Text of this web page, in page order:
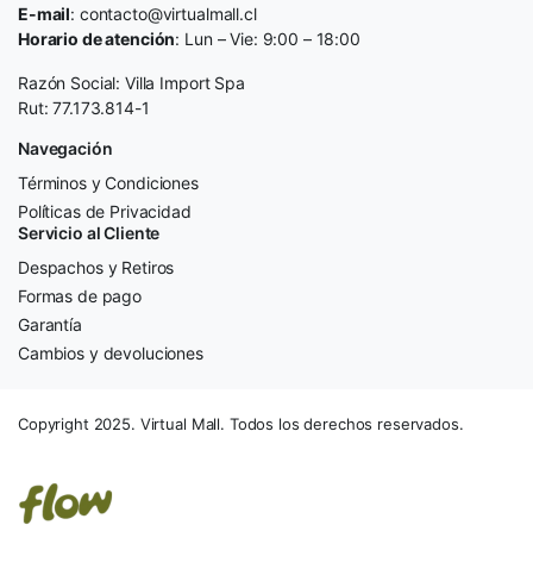
E-mail: contacto@virtualmall.cl
Horario de atención: Lun – Vie: 9:00 – 18:00
Razón Social: Villa Import Spa
Rut: 77.173.814-1
Navegación
Términos y Condiciones
Políticas de Privacidad
Servicio al Cliente
Despachos y Retiros
Formas de pago
Garantía
Cambios y devoluciones
Copyright 2025. Virtual Mall. Todos los derechos reservados.